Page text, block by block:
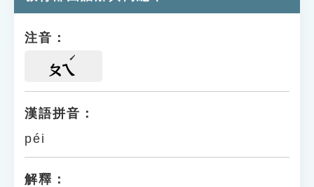
注音：
ㄆㄟ
漢語拼音：
péi
解釋：